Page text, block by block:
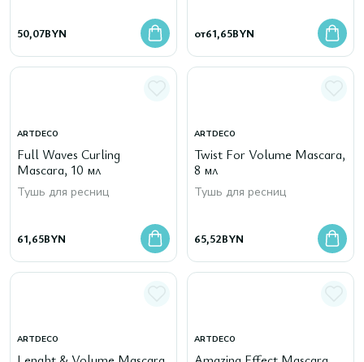
50,07BYN от61,65BYN
ARTDECO
Full Waves Curling
Mascara, 10 мл
Тушь для ресниц
61,65BYN
ARTDECO
Twist For Volume Mascara,
8 мл
Тушь для ресниц
65,52BYN
ARTDECO ARTDECO